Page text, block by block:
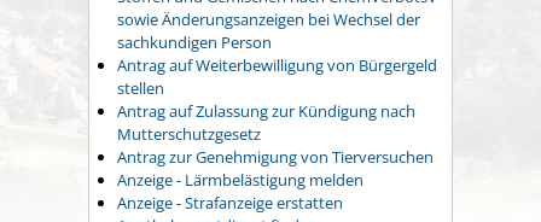
sowie Änderungsanzeigen bei Wechsel der
sachkundigen Person
Antrag auf Weiterbewilligung von Bürgergeld
stellen
Antrag auf Zulassung zur Kündigung nach
Mutterschutzgesetz
Antrag zur Genehmigung von Tierversuchen
Anzeige - Lärmbelästigung melden
Anzeige - Strafanzeige erstatten